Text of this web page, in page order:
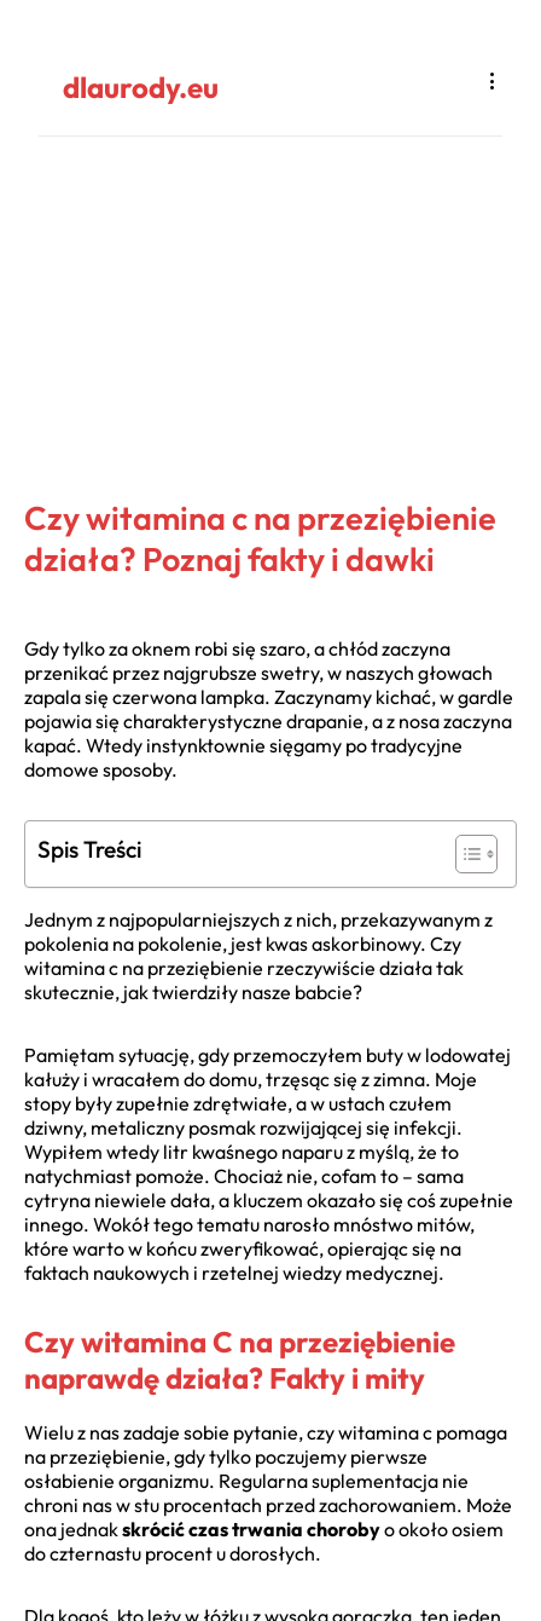
dlaurody.eu
Czy witamina c na przeziębienie
działa? Poznaj fakty i dawki
Gdy tylko za oknem robi się szaro, a chłód zaczyna
przenikać przez najgrubsze swetry, w naszych głowach
zapala się czerwona lampka. Zaczynamy kichać, w gardle
pojawia się charakterystyczne drapanie, a z nosa zaczyna
kapać. Wtedy instynktownie sięgamy po tradycyjne
domowe sposoby.
Spis Treści
Jednym z najpopularniejszych z nich, przekazywanym z
pokolenia na pokolenie, jest kwas askorbinowy. Czy
witamina c na przeziębienie rzeczywiście działa tak
skutecznie, jak twierdziły nasze babcie?
Pamiętam sytuację, gdy przemoczyłem buty w lodowatej
kałuży i wracałem do domu, trzęsąc się z zimna. Moje
stopy były zupełnie zdrętwiałe, a w ustach czułem
dziwny, metaliczny posmak rozwijającej się infekcji.
Wypiłem wtedy litr kwaśnego naparu z myślą, że to
natychmiast pomoże. Chociaż nie, cofam to – sama
cytryna niewiele dała, a kluczem okazało się coś zupełnie
innego. Wokół tego tematu narosło mnóstwo mitów,
które warto w końcu zweryfikować, opierając się na
faktach naukowych i rzetelnej wiedzy medycznej.
Czy witamina C na przeziębienie
naprawdę działa? Fakty i mity
Wielu z nas zadaje sobie pytanie, czy witamina c pomaga
na przeziębienie, gdy tylko poczujemy pierwsze
osłabienie organizmu. Regularna suplementacja nie
chroni nas w stu procentach przed zachorowaniem. Może
ona jednakskrócić czas trwania chorobyo około osiem
do czternastu procent u dorosłych.
Dla kogoś, kto leży w łóżku z wysoką gorączką, ten jeden